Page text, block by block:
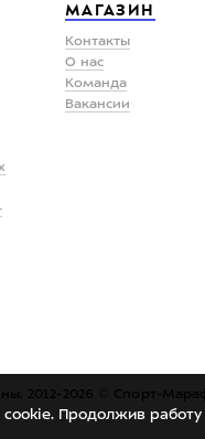
МАГАЗИН
Контакты
О нас
Команда
Вакансии
2012-2026 © Спорт-
Продолжив работу